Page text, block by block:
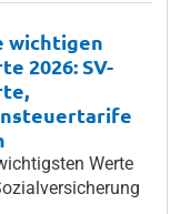
wichtigen
2026: SV-
Werte